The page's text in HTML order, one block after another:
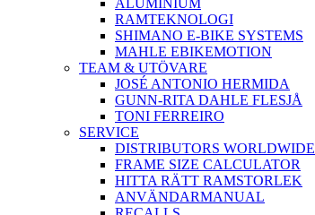
ALUMINIUM
RAMTEKNOLOGI
SHIMANO E-BIKE SYSTEMS
MAHLE EBIKEMOTION
TEAM & UTÖVARE
JOSÉ ANTONIO HERMIDA
GUNN-RITA DAHLE FLESJÅ
TONI FERREIRO
SERVICE
DISTRIBUTORS WORLDWIDE
FRAME SIZE CALCULATOR
HITTA RÄTT RAMSTORLEK
ANVÄNDARMANUAL